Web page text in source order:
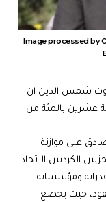
Image processed by
شمس الدين ان
عشرين بالمئة من
على موازنة
الكرديين الاتحاد
ومؤسساته
حيث يخضع